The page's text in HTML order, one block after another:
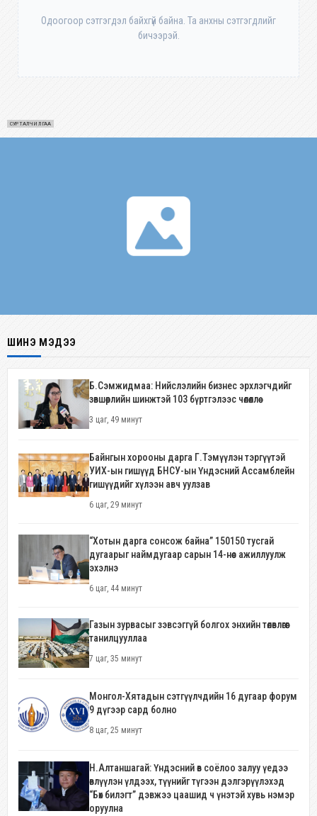
Одоогоор сэтгэгдэл байхгүй байна. Та анхны сэтгэгдлийг
бичээрэй.
СУРТАЛЧИЛГАА
ШИНЭ МЭДЭЭ
Б.Сэмжидмаа: Нийслэлийн бизнес эрхлэгчдийг
зөвшөөрлийн шинжтэй 103 бүртгэлээс чөлөөллөө
3 цаг, 49 минут
Байнгын хорооны дарга Г.Тэмүүлэн тэргүүтэй
УИХ-ын гишүүд БНСУ-ын Үндэсний Ассамблейн
гишүүдийг хүлээн авч уулзав
6 цаг, 29 минут
“Хотын дарга сонсож байна” 150150 тусгай
дугаарыг наймдугаар сарын 14-нөөс ажиллуулж
эхэлнэ
6 цаг, 44 минут
Газын зурвасыг зэвсэггүй болгох энхийн төлөвлөгөөг
танилцууллаа
7 цаг, 35 минут
Монгол-Хятадын сэтгүүлчдийн 16 дугаар форум
9 дүгээр сард болно
8 цаг, 25 минут
Н.Алтаншагай: Үндэсний өв соёлоо залуу үедээ
өвлүүлэн үлдээх, түүнийг түгээн дэлгэрүүлэхэд
“Бөх билэгт” дэвжээ цаашид ч үнэтэй хувь нэмэр
оруулна